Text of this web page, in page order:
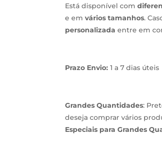
Está disponível com
e emvários tamanhos.
personalizada entre em
Prazo Envio: 1 a 7 dias úteis
Grandes Quantidades:
deseja comprar vários
Especiais para Grandes